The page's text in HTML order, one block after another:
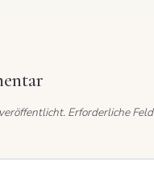
Erforderliche